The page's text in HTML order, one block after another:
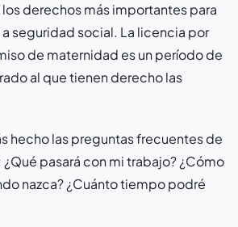
derechos más importantes para
seguridad social. La licencia por
de maternidad es un período de
al que tienen derecho las
hecho las preguntas frecuentes de
pasará con mi trabajo? ¿Cómo
nazca? ¿Cuánto tiempo podré